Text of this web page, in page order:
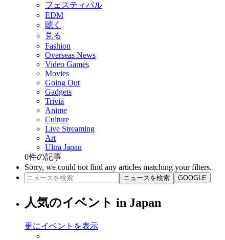
フェスティバル
EDM
聴く
見る
Fashion
Overseas News
Video Games
Movies
Going Out
Gadgets
Trivia
Anime
Culture
Live Streaming
Art
Ultra Japan
0件の記事
Sorry, we could not find any articles matching your filters.
ニュースを検索 GOOGLE
人気のイベント in Japan
更にイベントを表示